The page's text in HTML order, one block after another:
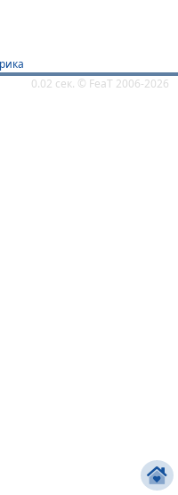
0.02 сек. © FeaT 2006-2026